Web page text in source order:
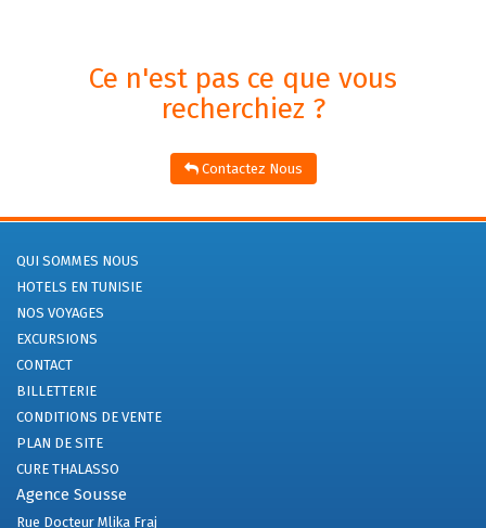
Ce n'est pas ce que vous
recherchiez ?
Contactez Nous
QUI SOMMES NOUS
HOTELS EN TUNISIE
NOS VOYAGES
EXCURSIONS
CONTACT
BILLETTERIE
CONDITIONS DE VENTE
PLAN DE SITE
CURE THALASSO
Agence Sousse
Rue Docteur Mlika Fraj